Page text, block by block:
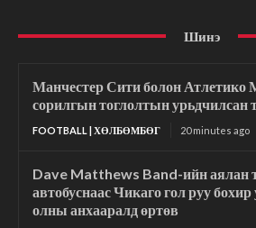
Шинэ
Манчестер Сити болон Атлетико
сорилгын тоглолтын урьдчилсан
FOOTBALL | ХӨЛБӨМБӨГ 20 minutes ago
Dave Matthews Band-ийн аялан
автобуснаас Чикаго гол руу бохир
олны анхааралд өртөв